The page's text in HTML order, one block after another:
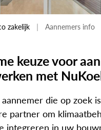
zakelijk Aannemers info
keuze voor
met
die op zoek
partner om
integreren in uw